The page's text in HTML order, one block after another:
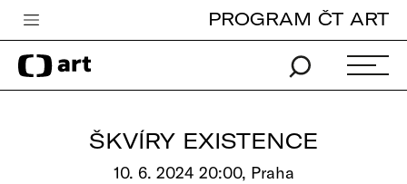
Česká televize
Zpravodajství
PROGRAM ČT ART
ŠKVÍRY EXISTENCE
10. 6. 2024 20:00, Praha